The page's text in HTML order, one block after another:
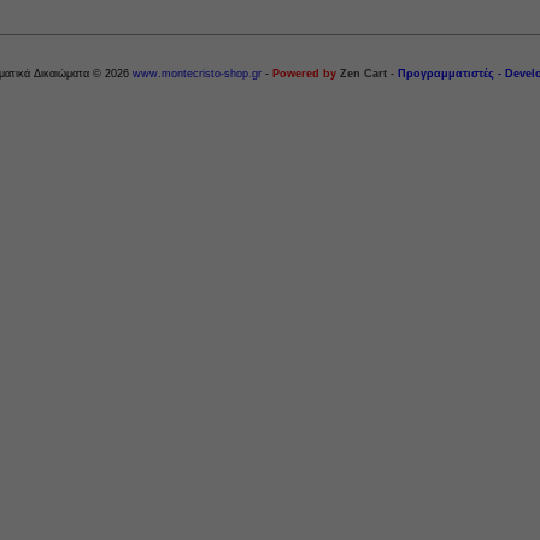
Δικαιώματα © 2026 www.montecristo-shop.gr - Powered by Zen Cart - Προγραμματιστές -